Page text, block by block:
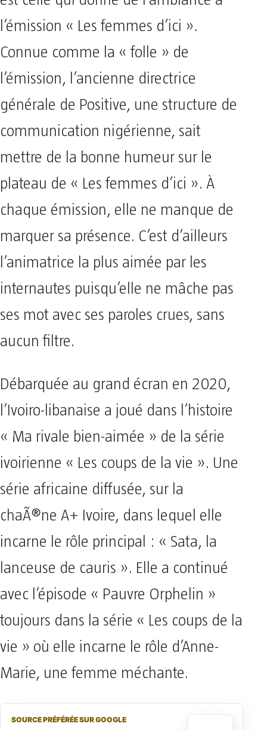
l’émission « Les femmes d’ici ».
Connue comme la « folle » de
l’émission, l’ancienne directrice
générale de Positive, une structure de
communication nigérienne, sait
mettre de la bonne humeur sur le
plateau de « Les femmes d’ici ». À
chaque émission, elle ne manque de
marquer sa présence. C’est d’ailleurs
l’animatrice la plus aimée par les
internautes puisqu’elle ne mâche pas
ses mot avec ses paroles crues, sans
aucun filtre.
Débarquée au grand écran en 2020,
l’Ivoiro-libanaise a joué dans l’histoire
« Ma rivale bien-aimée » de la série
ivoirienne « Les coups de la vie ». Une
série africaine diffusée, sur la
chaÃ®ne A+ Ivoire, dans lequel elle
incarne le rôle principal : « Sata, la
lanceuse de cauris ». Elle a continué
avec l’épisode « Pauvre Orphelin »
toujours dans la série « Les coups de la
vie » où elle incarne le rôle d’Anne-
Marie, une femme méchante.
SOURCE PRÉFÉRÉE SUR GOOGLE